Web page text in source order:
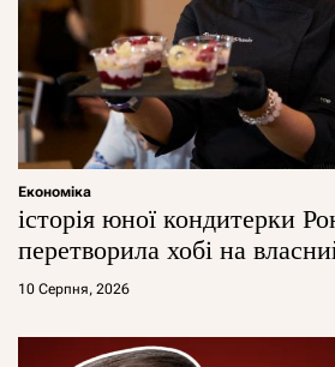
Економіка
історія юної кондитерки
перетворила хобі на
10 Серпня, 2026